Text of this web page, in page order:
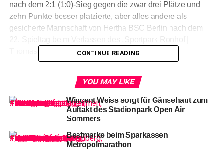
nach dem 2:1 (1:0)-Sieg gegen die zwar drei Plätze und
zehn Punkte besser platzierte, aber alles andere als
gesicherte Mannschaft von Hertha BSC Berlin nach dem
Thomas Sommer“ anmerkte!
19-Stevan Jovetic gegen 13-Max Christiansen (FÜ)
Nundenn, zumindest gelang gegen die ebenfalls vom
Abstieg bedrohte Truppe von Tayfun Korkut, der Ende
November 2021 die Nachfolge von Pál Dárdai beim
Hauptstadt-Klub angetreten hatte, endlich jener wichtige
CONTINUE READING
YOU MAY LIKE
Wincent Weiss sorgt für Gänsehaut zum
Auftakt des Stadionpark Open Air
Sommers
Bestmarke beim Sparkassen
Metropolmarathon